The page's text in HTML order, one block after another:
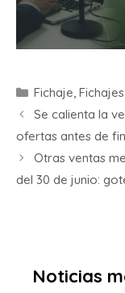
Fichaje, Fichajes
Se calienta la
ofertas antes de
Otras ventas
del 30 de junio:
Noticias